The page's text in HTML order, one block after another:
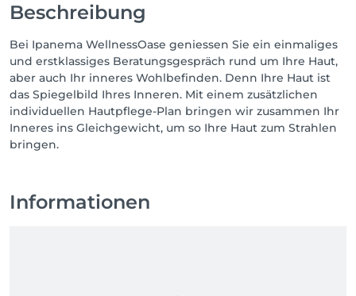
Beschreibung
Bei Ipanema WellnessOase geniessen Sie ein einmaliges
und erstklassiges Beratungsgespräch rund um Ihre Haut,
aber auch Ihr inneres Wohlbefinden. Denn Ihre Haut ist
das Spiegelbild Ihres Inneren. Mit einem zusätzlichen
individuellen Hautpflege-Plan bringen wir zusammen Ihr
Inneres ins Gleichgewicht, um so Ihre Haut zum Strahlen
bringen.
Informationen